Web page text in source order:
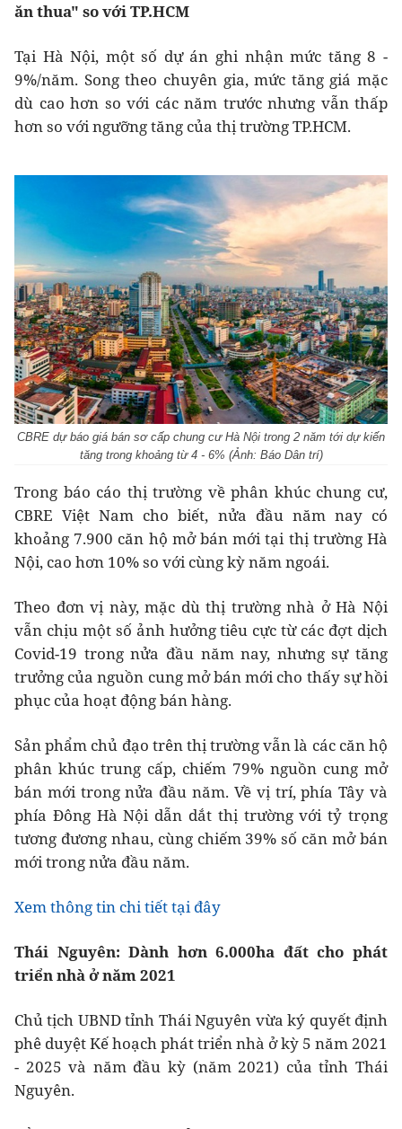
ăn thua" so với TP.HCM
Tại Hà Nội, một số dự án ghi nhận mức tăng 8 -
9%/năm. Song theo chuyên gia, mức tăng giá mặc
dù cao hơn so với các năm trước nhưng vẫn thấp
hơn so với ngưỡng tăng của thị trường TP.HCM.
CBRE dự báo giá bán sơ cấp chung cư Hà Nội trong 2 năm tới dự kiến
tăng trong khoảng từ 4 - 6% (Ảnh: Báo Dân trí)
Trong báo cáo thị trường về phân khúc chung cư,
CBRE Việt Nam cho biết, nửa đầu năm nay có
khoảng 7.900 căn hộ mở bán mới tại thị trường Hà
Nội, cao hơn 10% so với cùng kỳ năm ngoái.
Theo đơn vị này, mặc dù thị trường nhà ở Hà Nội
vẫn chịu một số ảnh hưởng tiêu cực từ các đợt dịch
Covid-19 trong nửa đầu năm nay, nhưng sự tăng
trưởng của nguồn cung mở bán mới cho thấy sự hồi
phục của hoạt động bán hàng.
Sản phẩm chủ đạo trên thị trường vẫn là các căn hộ
phân khúc trung cấp, chiếm 79% nguồn cung mở
bán mới trong nửa đầu năm. Về vị trí, phía Tây và
phía Đông Hà Nội dẫn dắt thị trường với tỷ trọng
tương đương nhau, cùng chiếm 39% số căn mở bán
mới trong nửa đầu năm.
Xem thông tin chi tiết tại đây
Thái Nguyên: Dành hơn 6.000ha đất cho phát
triển nhà ở năm 2021
Chủ tịch UBND tỉnh Thái Nguyên vừa ký quyết định
phê duyệt Kế hoạch phát triển nhà ở kỳ 5 năm 2021
- 2025 và năm đầu kỳ (năm 2021) của tỉnh Thái
Nguyên.